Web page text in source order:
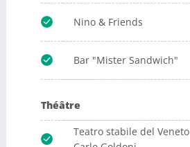
Nino & Friends
Bar "Mister Sandwich"
Théâtre
Teatro stabile del Veneto